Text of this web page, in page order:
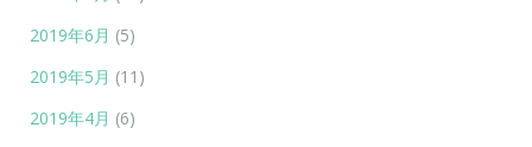
2019年6月 (5)
2019年5月 (11)
2019年4月 (6)